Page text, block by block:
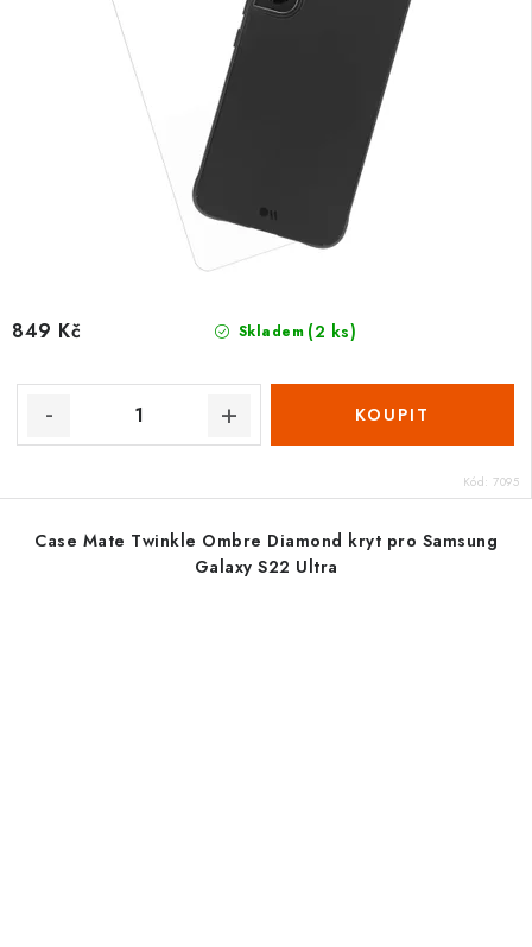
Skladem (2 ks)
849 Kč
Kód: 7095
Case Mate Twinkle Ombre Diamond kryt pro Samsung
Galaxy S22 Ultra